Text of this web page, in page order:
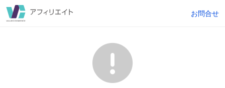
お問合せ